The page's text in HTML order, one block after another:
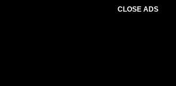
CLOSE ADS